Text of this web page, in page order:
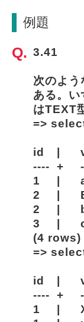
例題
3.41
次のよ
ある。
はTEXT
=>
(4 rows)
=>